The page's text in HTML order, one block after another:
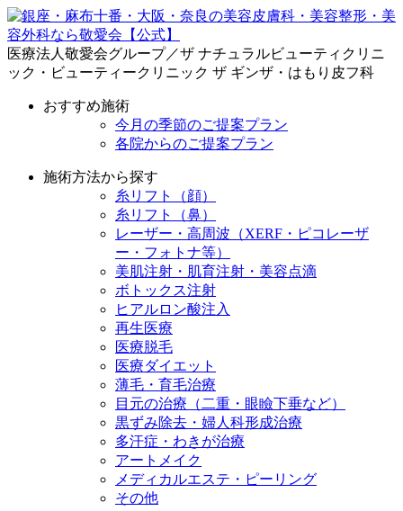
医療法人敬愛会グループ／ザ ナチュラルビューティクリニ
ック・ビューティークリニック ザ ギンザ・はもり皮フ科
おすすめ施術
今月の季節のご提案プラン
各院からのご提案プラン
施術方法から探す
糸リフト（顔）
糸リフト（鼻）
レーザー・高周波（XERF・ピコレーザ
ー・フォトナ等）
美肌注射・肌育注射・美容点滴
ボトックス注射
ヒアルロン酸注入
再生医療
医療脱毛
医療ダイエット
薄毛・育毛治療
目元の治療（二重・眼瞼下垂など）
黒ずみ除去・婦人科形成治療
多汗症・わきが治療
アートメイク
メディカルエステ・ピーリング
その他